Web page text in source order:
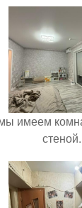
имеем
стеной.